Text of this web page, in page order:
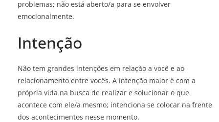
problemas; não está aberto/a para se envolver
emocionalmente.
Intenção
Não tem grandes intenções em relação a você e ao
relacionamento entre vocês. A intenção maior é com a
própria vida na busca de realizar e solucionar o que
acontece com ele/a mesmo; intenciona se colocar na frente
dos acontecimentos nesse momento.